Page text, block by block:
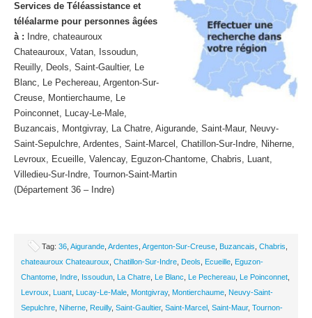
Services de Téléassistance et
téléalarme pour personnes âgées
à : Indre, chateauroux
Chateauroux, Vatan, Issoudun,
Reuilly, Deols, Saint-Gaultier, Le
Blanc, Le Pechereau, Argenton-Sur-
Creuse, Montierchaume, Le
Poinconnet, Lucay-Le-Male,
Buzancais, Montgivray, La Chatre, Aigurande, Saint-Maur, Neuvy-
Saint-Sepulchre, Ardentes, Saint-Marcel, Chatillon-Sur-Indre, Niherne,
Levroux, Ecueille, Valencay, Eguzon-Chantome, Chabris, Luant,
Villedieu-Sur-Indre, Tournon-Saint-Martin
(Département 36 – Indre)
Tag: 36 Aigurande Ardentes Argenton-Sur-Creuse Buzancais Chabris
chateauroux Chateauroux Chatillon-Sur-Indre Deols Ecueille Eguzon-
Chantome Indre Issoudun La Chatre Le Blanc Le Pechereau Le Poinconnet
Levroux
Luant Lucay-Le-Male Montgivray, Montierchaume Neuvy-Saint-
Sepulchre Niherne Reuilly, Saint-Gaultier, Saint-Marcel Saint-Maur, Tournon-